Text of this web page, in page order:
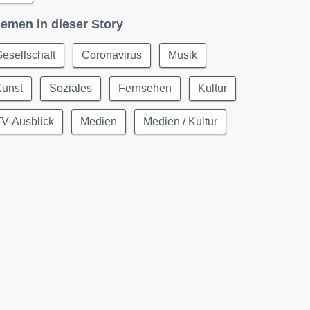
in dieser Story
Coronavirus Musik
Soziales Fernsehen Kultur
Ausblick Medien Medien / Kultur